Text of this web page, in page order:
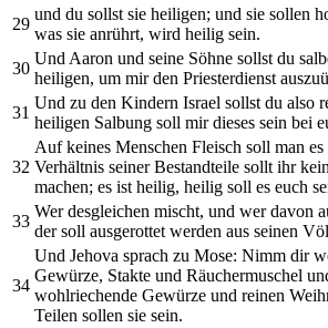
29
und du sollst sie heiligen; und sie sollen
was sie anrührt, wird heilig sein.
30
Und Aaron und seine Söhne sollst du
heiligen, um mir den Priesterdienst
31
Und zu den Kindern Israel sollst du also
heiligen Salbung soll mir dieses sein bei
32
Auf keines Menschen Fleisch soll man
Verhältnis seiner Bestandteile sollt ihr
machen; es ist heilig, heilig soll es euch
33
Wer desgleichen mischt, und wer davon
der soll ausgerottet werden aus seinen
34
Und Jehova sprach zu Mose: Nimm dir
Gewürze, Stakte und Räuchermuschel
wohlriechende Gewürze und reinen
Teilen sollen sie sein.